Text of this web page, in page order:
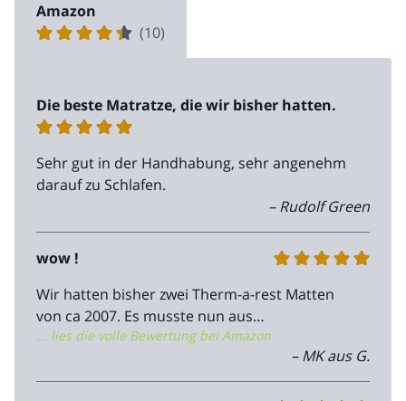
Amazon
(10)
Die beste Matratze, die wir bisher hatten.
Sehr gut in der Handhabung, sehr angenehm
darauf zu Schlafen.
– Rudolf Green
wow !
Wir hatten bisher zwei Therm-a-rest Matten
von ca 2007. Es musste nun aus
unterschiedlichen Gründen neue Matten
beschafft werden. Der Hersteller "Therm-a-
rest" war von vorne herein gesetzt, da wir mit
... lies die volle Bewertung bei Amazon
– MK aus G.